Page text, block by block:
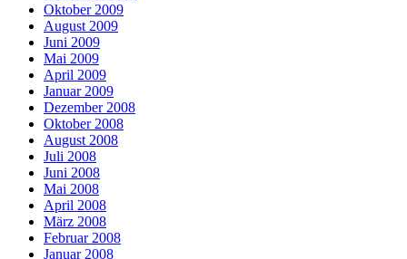
Oktober 2009
August 2009
Juni 2009
Mai 2009
April 2009
Januar 2009
Dezember 2008
Oktober 2008
August 2008
Juli 2008
Juni 2008
Mai 2008
April 2008
März 2008
Februar 2008
Januar 2008